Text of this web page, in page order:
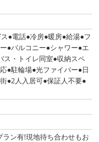
電話 冷房 暖房 給湯 フ
バルコニー シャワー エ
ス・トイレ同室 収納スペ
駐輪場 光ファイバー 日
2人入居可 保証人不要
ン有!現地待ち合わせもお